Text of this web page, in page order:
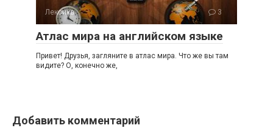
Лексика 3
Атлас мира на английском языке
Привет! Друзья, загляните в атлас мира. Что же вы там
видите? О, конечно же,
Добавить комментарий